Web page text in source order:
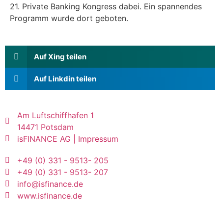
21. Private Banking Kongress dabei. Ein spannendes
Programm wurde dort geboten.
Auf Xing teilen
Auf Linkdin teilen
Am Luftschiffhafen 1
14471 Potsdam
isFINANCE AG | Impressum
+49 (0) 331 - 9513- 205
+49 (0) 331 - 9513- 207
info@isfinance.de
www.isfinance.de